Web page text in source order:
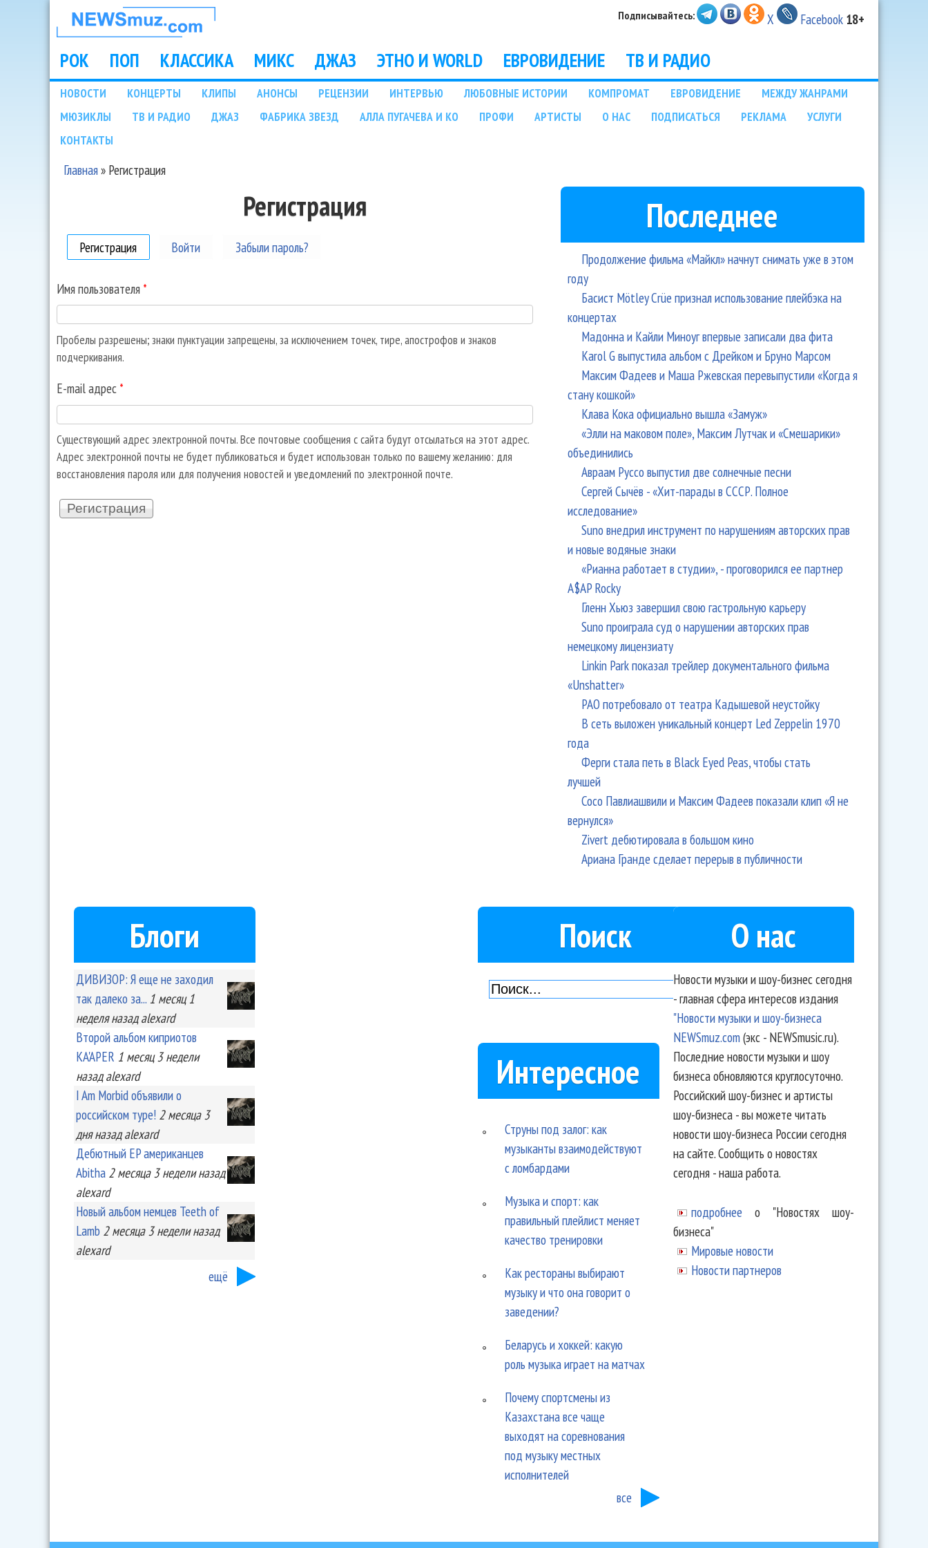
НОВОСТИ
МУЗЫКИ И
ШОУ БИЗНЕСА
NEWSMUZ.COM
Подписывайтесь: X Facebook 18+
Main menu
РОК ПОП КЛАССИКА МИКС ДЖАЗ ЭТНО И WORLD ЕВРОВИДЕНИЕ ТВ И РАДИО
Подразделы
НОВОСТИ КОНЦЕРТЫ КЛИПЫ АНОНСЫ РЕЦЕНЗИИ ИНТЕРВЬЮ ЛЮБОВНЫЕ ИСТОРИИ КОМПРОМАТ ЕВРОВИДЕНИЕ
МЕЖДУ ЖАНРАМИ
МЮЗИКЛЫ
ТВ И РАДИО ДЖАЗ ФАБРИКА ЗВЕЗД АЛЛА ПУГАЧЕВА И КО ПРОФИ АРТИСТЫ О НАС ПОДПИСАТЬСЯ РЕКЛАМА
УСЛУГИ
КОНТАКТЫ
Главная» Регистрация
Регистрация
Регистрация (активная вкладка)
Войти Забыли пароль?
Имя пользователя *
Пробелы разрешены; знаки пунктуации запрещены, за исключением точек, тире, апострофов и знаков
подчеркивания.
E-mail адрес *
Существующий адрес электронной почты. Все почтовые сообщения с сайта будут отсылаться на этот адрес.
Адрес электронной почты не будет публиковаться и будет использован только по вашему желанию: для
восстановления пароля или для получения новостей и уведомлений по электронной почте.
Последнее
Продолжение фильма «Майкл» начнут снимать уже в этом
году
Басист Mötley Crüe признал использование плейбэка на
концертах
Мадонна и Кайли Миноуг впервые записали два фита
Karol G выпустила альбом с Дрейком и Бруно Марсом
Максим Фадеев и Маша Ржевская перевыпустили «Когда я
стану кошкой»
Клава Кока официально вышла «Замуж»
«Элли на маковом поле», Максим Лутчак и «Смешарики»
объединились
Авраам Руссо выпустил две солнечные песни
Сергей Сычёв - «Хит-парады в СССР. Полное
исследование»
Suno внедрил инструмент по нарушениям авторских прав
и новые водяные знаки
«Рианна работает в студии», - проговорился ее партнер
A$AP Rocky
Гленн Хьюз завершил свою гастрольную карьеру
Suno проиграла суд о нарушении авторских прав
немецкому лицензиату
Linkin Park показал трейлер документального фильма
«Unshatter»
РАО потребовало от театра Кадышевой неустойку
В сеть выложен уникальный концерт Led Zeppelin 1970
года
Ферги стала петь в Black Eyed Peas, чтобы стать
лучшей
Сосо Павлиашвили и Максим Фадеев показали клип «Я не
вернулся»
Zivert дебютировала в большом кино
Ариана Гранде сделает перерыв в публичности
Блоги
ДИВИЗОР: Я еще не заходил
так далеко за... 1 месяц 1
неделяназад alexard
Второй альбом киприотов
KA'APER 1 месяц 3 недели
назад alexard
I Am Morbid объявили о
российском туре! 2 месяца 3
дняназад alexard
Дебютный EP американцев
Abitha 2 месяца 3 неделиназад
alexard
Новый альбом немцев Teeth of
Lamb 2 месяца 3 неделиназад
alexard
ещё
Поиск
Интересное
Струны под залог: как
музыканты взаимодействуют
с ломбардами
Музыка и спорт: как
правильный плейлист меняет
качество тренировки
Как рестораны выбирают
музыку и что она говорит о
заведении?
Беларусь и хоккей: какую
роль музыка играет на матчах
Почему спортсмены из
Казахстана все чаще
выходят на соревнования
под музыку местных
исполнителей
все
О нас
Новости музыки и шоу-бизнес сегодня
- главная сфера интересов издания
"Новости музыки и шоу-бизнеса
NEWSmuz.com(экс - NEWSmusic.ru).
Последние новости музыки и шоу
бизнеса обновляются круглосуточно.
Российский шоу-бизнес и артисты
шоу-бизнеса - вы можете читать
новости шоу-бизнеса России сегодня
на сайте. Сообщить о новостях
сегодня - наша работа.
подробнее о "Новостях шоу-
бизнеса"
Мировые новости
Новости партнеров